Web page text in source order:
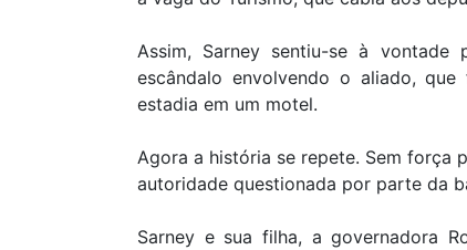
Assim, Sarney sentiu-se à
escândalo envolvendo o aliado,
estadia em um motel.
Agora a história se repete. Sem força
autoridade questionada por parte da
Sarney e sua filha, a governadora